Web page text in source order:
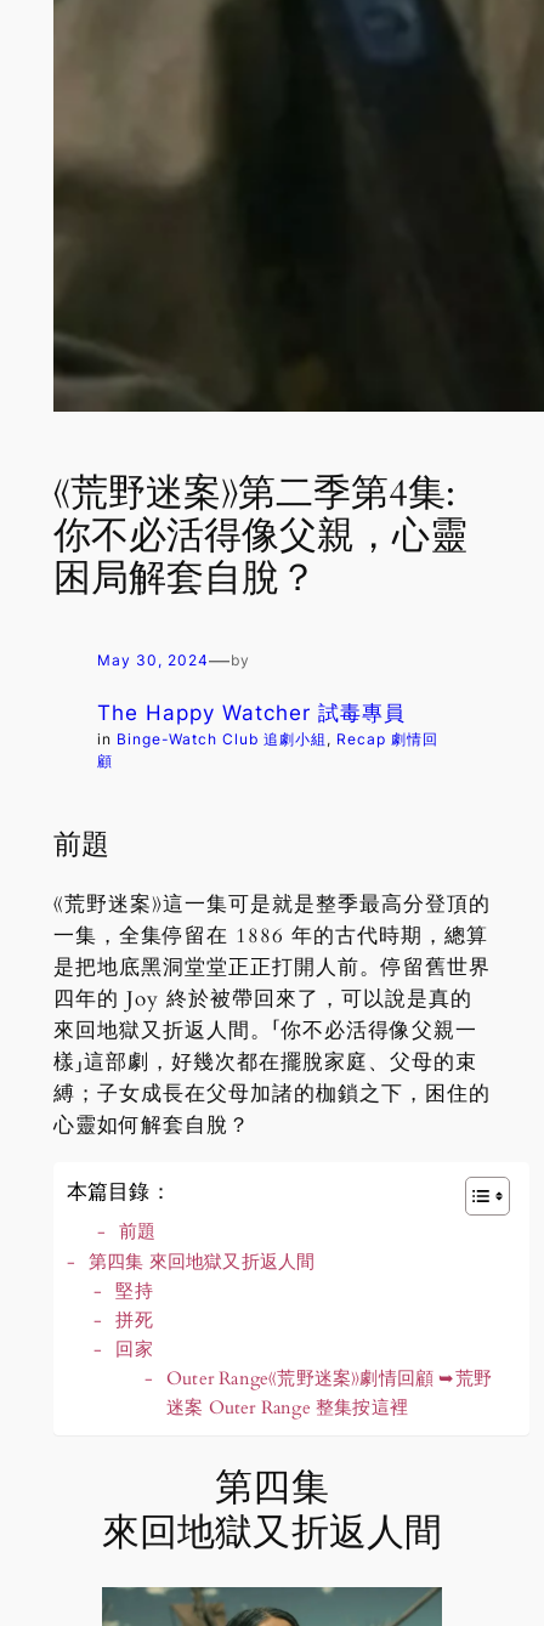
《荒野迷案》第二季第4集:
你不必活得像父親，心靈
困局解套自脫？
May 30, 2024—by
The Happy Watcher 試毒專員
in Binge-Watch Club 追劇小組 , Recap 劇情回
顧
前題
《荒野迷案》這一集可是就是整季最高分登頂的
一集，全集停留在 1886 年的古代時期，總算
是把地底黑洞堂堂正正打開人前。停留舊世界
四年的 Joy 終於被帶回來了，可以說是真的
來回地獄又折返人間。「你不必活得像父親一
樣」這部劇，好幾次都在擺脫家庭、父母的束
縛；子女成長在父母加諸的枷鎖之下，困住的
心靈如何解套自脫？
本篇目錄：
前題
第四集 來回地獄又折返人間
堅持
拼死
回家
Outer Range《荒野迷案》劇情回顧 ➥荒野
迷案 Outer Range 整集按這裡
第四集
來回地獄又折返人間